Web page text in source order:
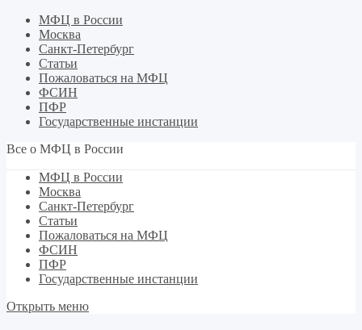
МФЦ в России
Москва
Санкт-Петербург
Статьи
Пожаловаться на МФЦ
ФСИН
ПФР
Государственные инстанции
Все о МФЦ в России
МФЦ в России
Москва
Санкт-Петербург
Статьи
Пожаловаться на МФЦ
ФСИН
ПФР
Государственные инстанции
Открыть меню